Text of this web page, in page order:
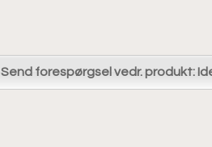
Send forespørgsel vedr. produkt: